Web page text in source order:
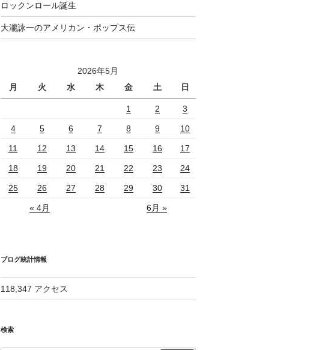
ロックンロール誕生
大瀧詠一のアメリカン・ポップス伝
2026年5月
月
火 水 木 金 土 日
1 2 3
4 5 6 7 8 9 10
11 12 13 14 15 16 17
18 19 20 21 22 23 24
25 26 27 28 29 30 31
« 4月 6月 »
ブログ統計情報
118,347 アクセス
検索